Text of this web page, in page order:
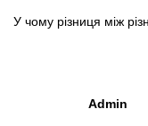
У чому різниця між
Admin